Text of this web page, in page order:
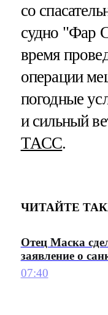
со
судно "Фар
время
операции
погодные
и сильный
ТАСС.
ЧИТАЙТЕ
Отец Маска
заявление о
07:40